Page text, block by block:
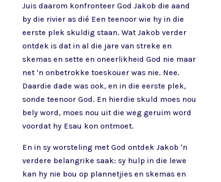
Juis daarom konfronteer God Jakob die aand
by die rivier as dié Een teenoor wie hy in die
eerste plek skuldig staan. Wat Jakob verder
ontdek is dat in al die jare van streke en
skemas en sette en oneerlikheid God nie maar
net ‘n onbetrokke toeskouer was nie. Nee.
Daardie dade was ook, en in die eerste plek,
sonde teenoor God. En hierdie skuld moes nou
bely word, moes nou uit die weg geruim word
voordat hy Esau kon ontmoet.
En in sy worsteling met God ontdek Jakob ‘n
verdere belangrike saak: sy hulp in die lewe
kan hy nie bou op plannetjies en skemas en